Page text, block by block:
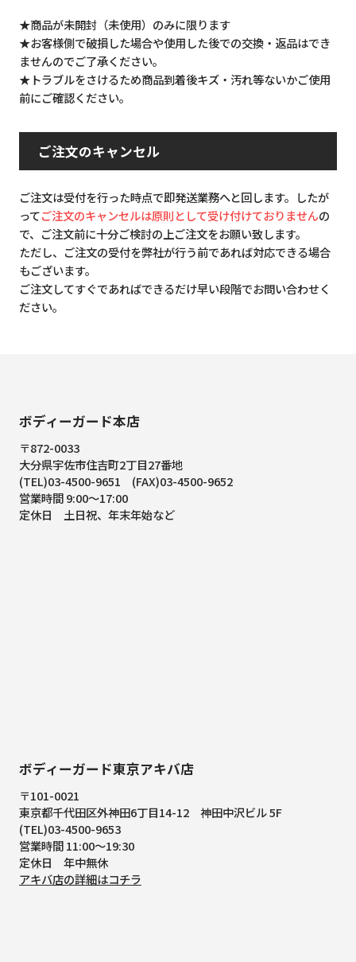
★商品が未開封（未使用）のみに限ります
★お客様側で破損した場合や使用した後での交換・返品はでき
ませんのでご了承ください。
★トラブルをさけるため商品到着後キズ・汚れ等ないかご使用
前にご確認ください。
ご注文のキャンセル
ご注文は受付を行った時点で即発送業務へと回します。したが
ってご注文のキャンセルは原則として受け付けておりませんの
で、ご注文前に十分ご検討の上ご注文をお願い致します。
ただし、ご注文の受付を弊社が行う前であれば対応できる場合
もございます。
ご注文してすぐであればできるだけ早い段階でお問い合わせく
ださい。
ボディーガード本店
〒872-0033
大分県宇佐市住吉町2丁目27番地
(TEL)03-4500-9651 (FAX)03-4500-9652
営業時間 9:00～17:00
定休日 土日祝、年末年始など
ボディーガード東京アキバ店
〒101-0021
東京都千代田区外神田6丁目14-12 神田中沢ビル 5F
(TEL)03-4500-9653
営業時間 11:00～19:30
定休日 年中無休
アキバ店の詳細はコチラ